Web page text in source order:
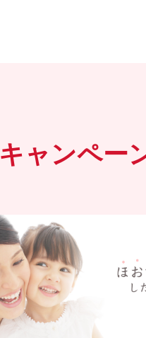
キャンペー